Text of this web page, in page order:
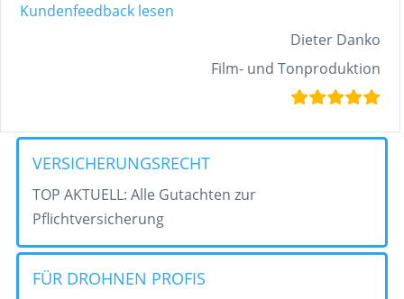
Kundenfeedback lesen
Dieter Danko
Film- und Tonproduktion
VERSICHERUNGSRECHT
TOP AKTUELL: Alle Gutachten zur
Pflichtversicherung
FÜR DROHNEN PROFIS